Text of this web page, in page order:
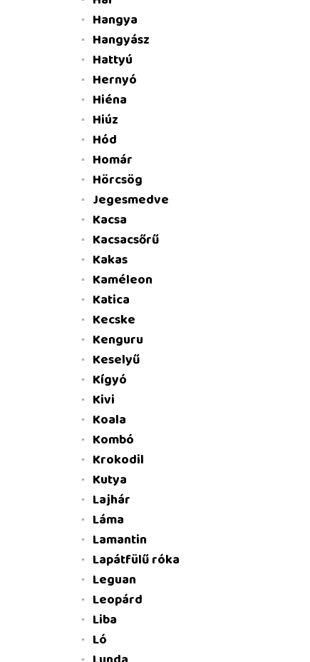
Hangya
Hangyász
Hattyú
Hernyó
Hiéna
Hiúz
Hód
Homár
Hörcsög
Jegesmedve
Kacsa
Kacsacsőrű
Kakas
Kaméleon
Katica
Kecske
Kenguru
Keselyű
Kígyó
Kivi
Koala
Kombó
Krokodil
Kutya
Lajhár
Láma
Lamantin
Lapátfülű róka
Leguan
Leopárd
Liba
Ló